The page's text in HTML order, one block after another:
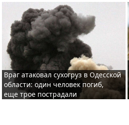
Враг атаковал сухогруз в Одесской
области: один человек погиб,
еще трое пострадали